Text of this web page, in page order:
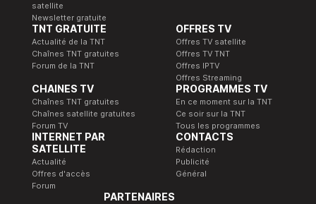
satellite
Newsletter gratuite
TNT GRATUITE
Actualité de la TNT
Chaînes TNT gratuites
Forum de la TNT
OFFRES TV
Offres TV satellite
Offres TV TNT
Offres IPTV
Offres Streaming
CHAINES TV
Chaînes TNT gratuites
Chaînes satellite gratuites
Forum TV
PROGRAMMES TV
En ce moment sur la TNT
Ce soir sur la TNT
Tous les programmes
INTERNET PAR
SATELLITE
Actualité
Offres d'accès
Forum
CONTACTS
Rédaction
Publicité
Général
PARTENAIRES